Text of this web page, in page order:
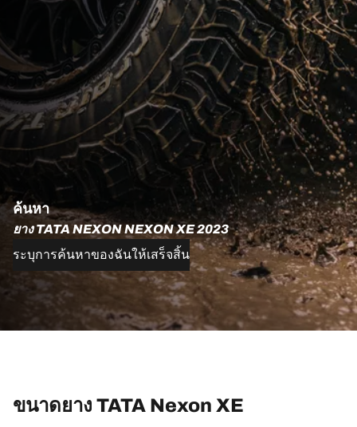
ค้นหา
ยาง TATA NEXON NEXON XE 2023
ระบุการค้นหาของฉันให้เสร็จสิ้น
ขนาดยาง TATA Nexon XE